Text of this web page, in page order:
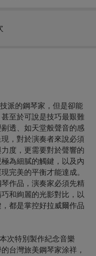
派的鋼琴家，但是卻能
至於可說是技巧最艱難
透、如天堂般聲音的感
，對於演奏者來說必須
度，更需要對於聲響的
為細膩的觸鍵，以及內
完美的平衡才能達成。
作品，演奏家必須先精
和絢麗的光影對比，以
都是掌控好拉威爾作品
次特別製作紀念音樂
台灣旅美鋼琴家涂祥，